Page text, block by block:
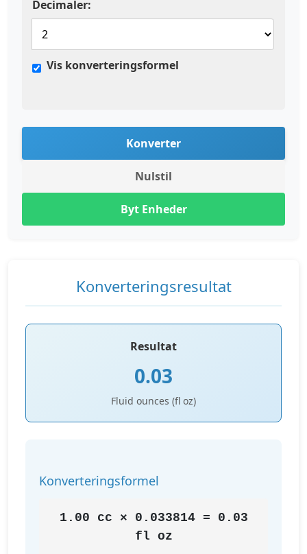
Decimaler:
Vis konverteringsformel
Konverter
Nulstil
Byt Enheder
Konverteringsresultat
Resultat
0.03
Fluid ounces (fl oz)
Konverteringsformel
1.00 cc × 0.033814 = 0.03
fl oz